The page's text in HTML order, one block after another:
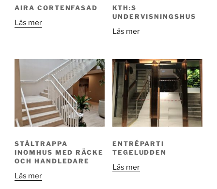
AIRA CORTENFASAD
Läs mer
KTH:S
UNDERVISNINGSHUS
Läs mer
STÅLTRAPPA
INOMHUS MED RÄCKE
OCH HANDLEDARE
Läs mer
ENTRÉPARTI
TEGELUDDEN
Läs mer